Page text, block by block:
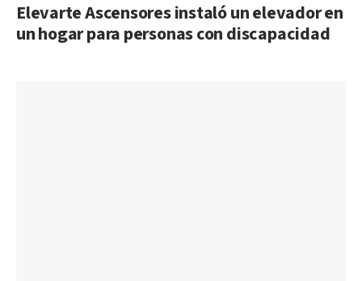
Elevarte Ascensores instaló un elevador en
un hogar para personas con discapacidad